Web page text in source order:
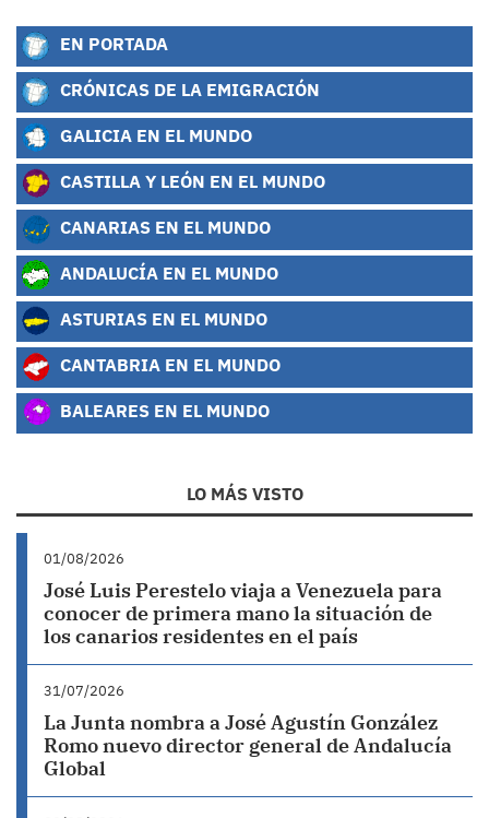
EN PORTADA
CRÓNICAS DE LA EMIGRACIÓN
GALICIA EN EL MUNDO
CASTILLA Y LEÓN EN EL MUNDO
CANARIAS EN EL MUNDO
ANDALUCÍA EN EL MUNDO
ASTURIAS EN EL MUNDO
CANTABRIA EN EL MUNDO
BALEARES EN EL MUNDO
LO MÁS VISTO
01/08/2026
José Luis Perestelo viaja a Venezuela para
conocer de primera mano la situación de
los canarios residentes en el país
31/07/2026
La Junta nombra a José Agustín González
Romo nuevo director general de Andalucía
Global